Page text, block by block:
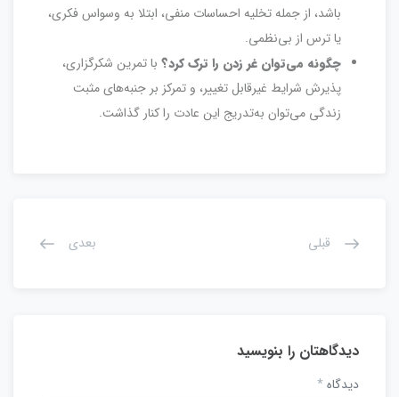
باشد، از جمله تخلیه احساسات منفی، ابتلا به وسواس فکری،
یا ترس از بی‌نظمی.
چگونه می‌توان غر زدن را ترک کرد؟ با تمرین شکرگزاری،
پذیرش شرایط غیرقابل تغییر، و تمرکز بر جنبه‌های مثبت
زندگی می‌توان به‌تدریج این عادت را کنار گذاشت.
قبلی بعدی
دیدگاهتان را بنویسید
دیدگاه *